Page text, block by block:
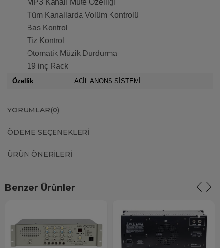
MP3 Kanalı Mute Özelliği
Tüm Kanallarda Volüm Kontrolü
Bas Kontrol
Tiz Kontrol
Otomatik Müzik Durdurma
19 inç Rack
Özellik ACİL ANONS SİSTEMİ
YORUMLAR(0)
ÖDEME SEÇENEKLERI
ÜRÜN ÖNERILERI
Benzer Ürünler